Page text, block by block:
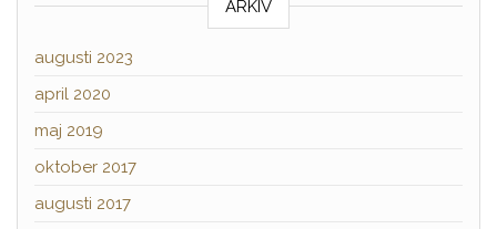
ARKIV
augusti 2023
april 2020
maj 2019
oktober 2017
augusti 2017